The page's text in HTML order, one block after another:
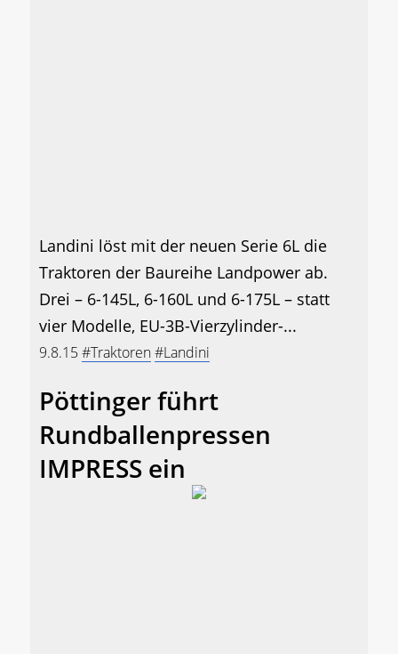
Landini löst mit der neuen Serie 6L die
Traktoren der Baureihe Landpower ab.
Drei – 6-145L, 6-160L und 6-175L – statt
vier Modelle, EU-3B-Vierzylinder-...
9.8.15#Traktoren#Landini
Pöttinger führt
Rundballenpressen
IMPRESS ein